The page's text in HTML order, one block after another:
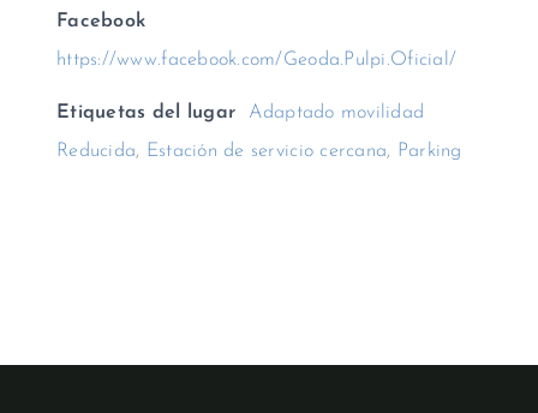
Facebook
https://www.facebook.com/Geoda.Pulpi.Oficial/
Etiquetas del lugar
Adaptado movilidad
Reducida, Estación de servicio cercana, Parking